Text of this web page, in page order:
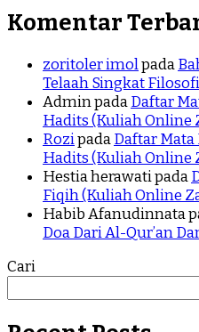
Komentar
zoritoler imolpada
Telaah Singkat
AdminpadaDaftar
Hadits (Kuliah Online
RozipadaDaftar
Hadits (Kuliah Online
Hestia herawatipada
Fiqih (Kuliah Online
Habib Afanudinnata
Doa Dari Al-Qur’an
Cari